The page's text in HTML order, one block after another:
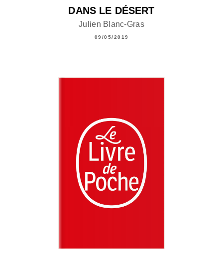
DANS LE DÉSERT
Julien Blanc-Gras
09/05/2019